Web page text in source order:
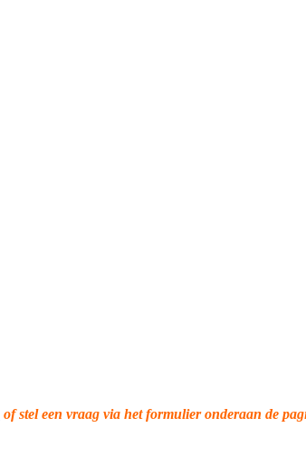
of stel een vraag via het formulier onderaan de